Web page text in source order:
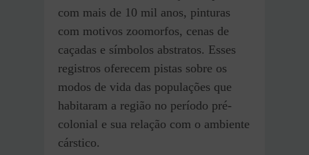
com mais de 10 mil anos, pinturas
com motivos zoomorfos, cenas de
caçadas e símbolos abstratos. Esses
registros oferecem pistas sobre os
modos de vida das populações que
habitaram a região no período pré-
colonial e sua relação com o ambiente
cárstico.